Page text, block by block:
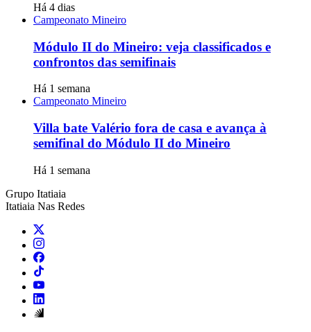
Há 4 dias
Campeonato Mineiro
Módulo II do Mineiro: veja classificados e
confrontos das semifinais
Há 1 semana
Campeonato Mineiro
Villa bate Valério fora de casa e avança à
semifinal do Módulo II do Mineiro
Há 1 semana
Grupo Itatiaia
Itatiaia Nas Redes